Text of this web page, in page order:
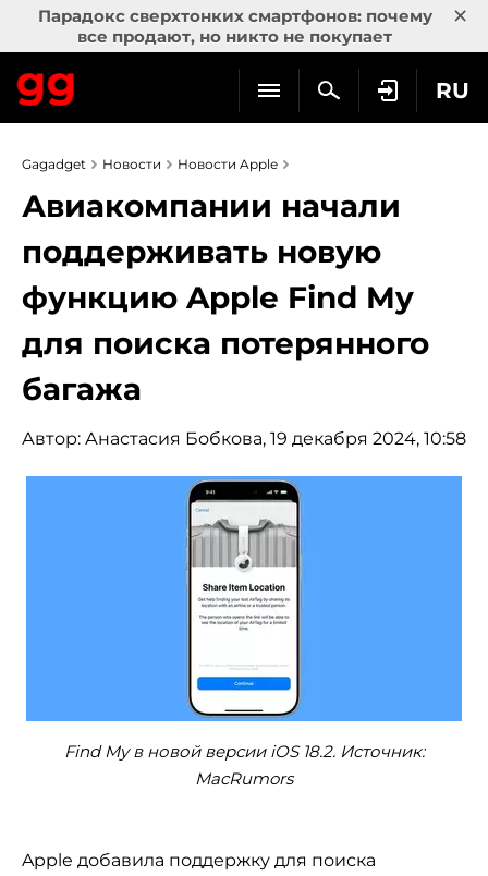
Парадокс сверхтонких смартфонов: почему
все продают, но никто не покупает
×
RU
Gagadget Новости Новости Apple
Авиакомпании начали
поддерживать новую
функцию Apple Find My
для поиска потерянного
багажа
Автор: Анастасия Бобкова, 19 декабря 2024, 10:58
Find My в новой версии iOS 18.2. Источник:
MacRumors
Apple добавила поддержку для поиска